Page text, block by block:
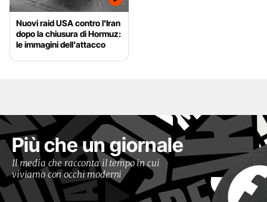
Nuovi raid USA contro l'Iran
dopo la chiusura di Hormuz:
le immagini dell'attacco
Più che un giornale
Il media che racconta il tempo in cui
viviamo con occhi moderni